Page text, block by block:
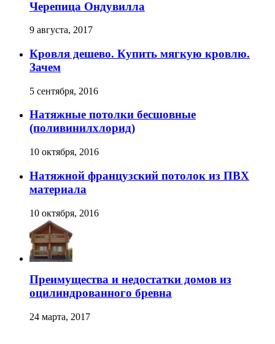
Черепица Ондувилла
9 августа, 2017
Кровля дешево. Купить мягкую кровлю.
Зачем
5 сентября, 2016
Натяжные потолки бесшовные
(поливинилхлорид)
10 октября, 2016
Натяжной французский потолок из ПВХ
материала
10 октября, 2016
Преимущества и недостатки домов из
оцилиндрованного бревна
24 марта, 2017